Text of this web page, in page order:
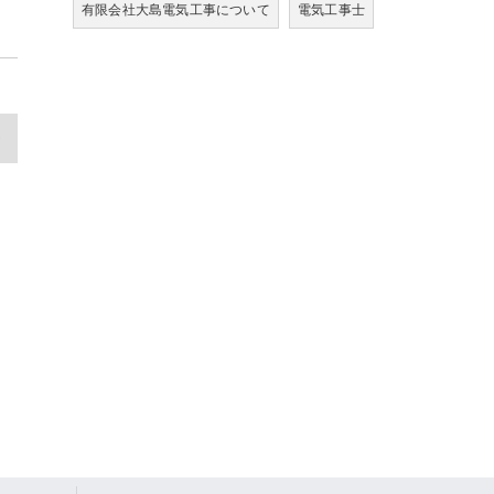
有限会社大島電気工事について 電気工事士